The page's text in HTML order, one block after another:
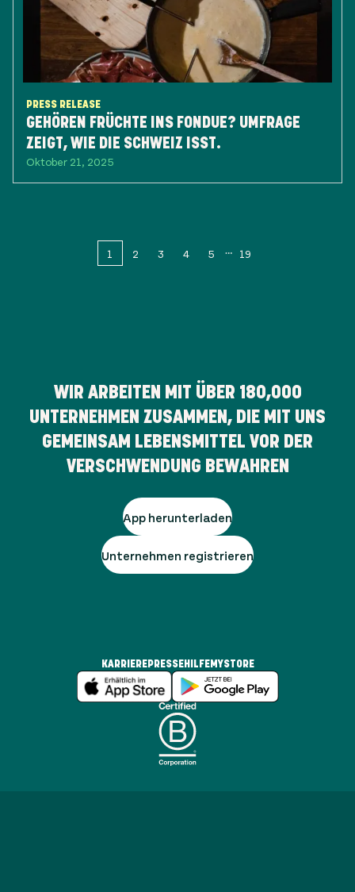
PRESS RELEASE
GEHÖREN FRÜCHTE INS FONDUE? UMFRAGE
ZEIGT, WIE DIE SCHWEIZ ISST.
Oktober 21, 2025
1 2 3 4 5 19
WIR ARBEITEN MIT ÜBER 180,000
UNTERNEHMEN ZUSAMMEN, DIE MIT UNS
GEMEINSAM LEBENSMITTEL VOR DER
VERSCHWENDUNG BEWAHREN
App herunterladen
Unternehmen registrieren
KARRIEREPRESSEHILFEMYSTORE